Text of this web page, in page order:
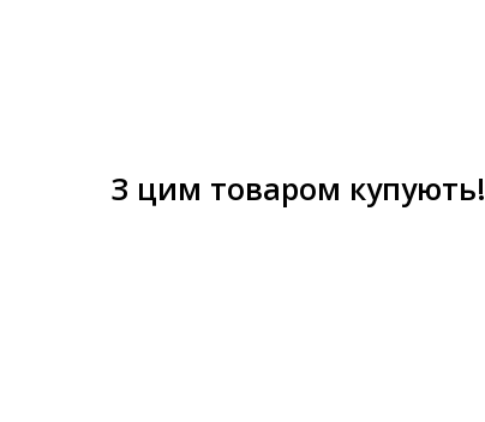
З цим товаром купують!